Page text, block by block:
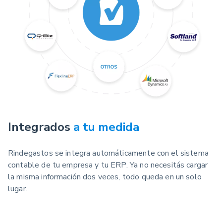
Integrados a tu medida
Rindegastos se integra automáticamente con el sistema
contable de tu empresa y tu ERP. Ya no necesitás cargar
la misma información dos veces, todo queda en un solo
lugar.